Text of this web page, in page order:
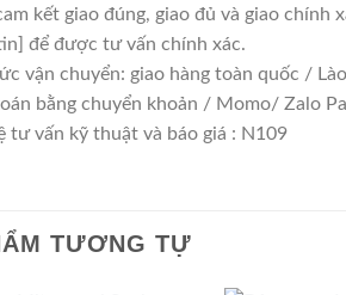
kết giao đúng, giao đủ và giao chính
để được tư vấn chính xác.
vận chuyển: giao hàng toàn quốc /
bằng chuyển khoản / Momo/ Zalo
tư vấn kỹ thuật và báo giá : N109
TƯƠNG TỰ